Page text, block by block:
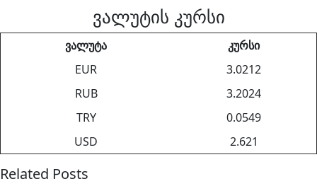
ვალუტის კურსი
ვალუტა
კურსი
EUR
3.0212
RUB
3.2024
TRY
0.0549
USD
2.621
Related Posts